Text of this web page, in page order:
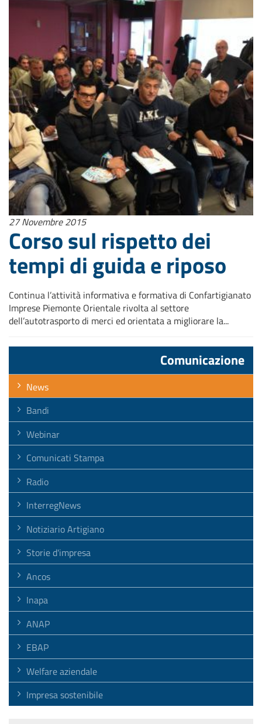
27 Novembre 2015
Corso sul rispetto dei
tempi di guida e riposo
Continua l’attività informativa e formativa di Confartigianato
Imprese Piemonte Orientale rivolta al settore
dell’autotrasporto di merci ed orientata a migliorare la...
Comunicazione
News
Bandi
Webinar
Comunicati Stampa
Radio
InterregNews
Notiziario Artigiano
Storie d'impresa
Ancos
Inapa
ANAP
EBAP
Welfare aziendale
Impresa sostenibile